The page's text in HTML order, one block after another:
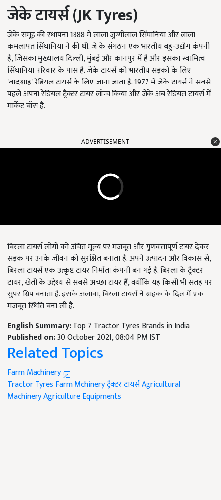
जेके टायर्स (JK Tyres)
जेके समूह की स्थापना 1888 में लाला जुग्गीलाल सिंघानिया और लाला
कमलापत सिंघानिया ने की थी. जे के संगठन एक भारतीय बहु-उद्योग कंपनी
है, जिसका मुख्यालय दिल्ली, मुंबई और कानपुर में है और इसका स्वामित्व
सिंघानिया परिवार के पास है. जेके टायर्स को भारतीय सड़कों के लिए
'बादशाह' रेडियल टायर्स के लिए जाना जाता है. 1977 में जेके टायर्स ने सबसे
पहले अपना रेडियल ट्रैक्टर टायर लॉन्च किया और जेके अब रेडियल टायर्स में
मार्केट बॉस है.
ADVERTISEMENT
बिरला टायर्स लोगों को उचित मूल्य पर मजबूत और गुणवत्तापूर्ण टायर देकर
सड़क पर उनके जीवन को सुरक्षित बनाता है. अपने उत्पादन और विकास से,
बिरला टायर्स एक उत्कृष्ट टायर निर्माता कंपनी बन गई है. बिरला के ट्रैक्टर
टायर, खेती के उद्देश्य से सबसे अच्छा टायर हैं, क्योंकि यह किसी भी सतह पर
सुपर ग्रिप बनाता है. इसके अलावा, बिरला टायर्स ने ग्राहक के दिल में एक
मजबूत स्थिति बना ली है.
English Summary:Top 7 Tractor Tyres Brands in India
Published on:30 October 2021, 08:04 PM IST
Related Topics
Farm Machinery
Tractor Tyres Farm Mchineryट्रैक्टर टायर्सAgricultural
MachineryAgriculture Equipments